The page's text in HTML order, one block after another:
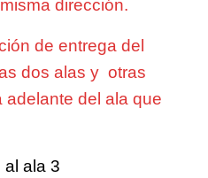
dirección.
de entrega del
dos alas y otras
adelante del ala que
al ala 3